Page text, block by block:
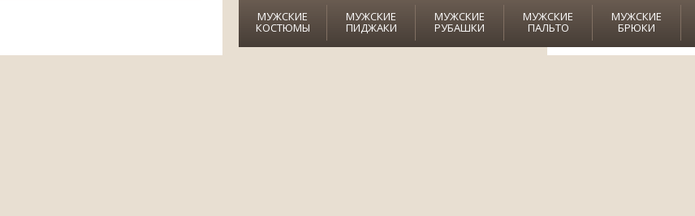
МУЖСКИЕ
КОСТЮМЫ
МУЖСКИЕ
ПИДЖАКИ
МУЖСКИЕ
РУБАШКИ
МУЖСКИЕ
ПАЛЬТО
МУЖСКИЕ
БРЮКИ